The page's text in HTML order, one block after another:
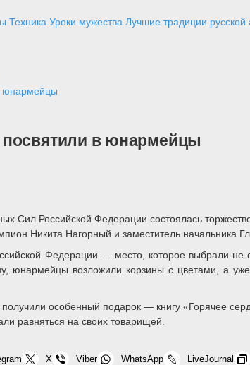
Техника Уроки мужества Лучшие традиции русской
юнармейцы
в юнармейцы
Сил Российской Федерации состоялась
Никита Нагорный и заместитель начальника
Федерации — место, которое выбрали
юнармейцы возложили корзины с цветами, а
особенный подарок — книгу «Горячее
равняться на своих товарищей.
X Viber WhatsApp LiveJournal